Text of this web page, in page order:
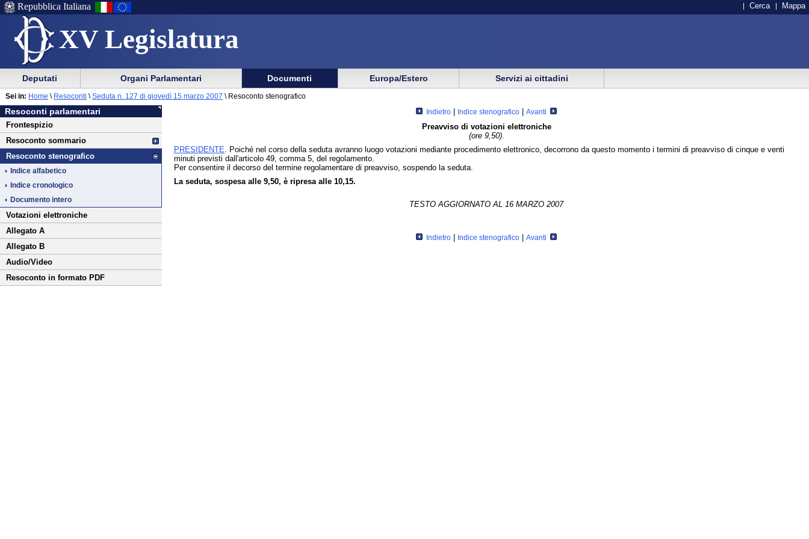
XV Legislatura
Menu
di
ausilio
alla
navigazione
Menu
di
navigazione
principale
Repubblica Italiana Cerca Mappa
Menu
di
navigazione
principale
menu
di
sezione
Deputati Organi Parlamentari Documenti Europa/Estero Servizi ai cittadini
Vai
al
contenuto
Resoconti parlamentari
Frontespizio
Resoconto sommario
Resoconto stenografico
Indice alfabetico
Indice cronologico
Documento intero
Votazioni elettroniche
Allegato A
Allegato B
Audio/Video
Resoconto in formato PDF
Sei in: Home \ Resoconti \ Seduta n. 127 di giovedì 15 marzo 2007 \ Resoconto stenografico
Indietro | Indice stenografico |Avanti
Preavviso di votazioni elettroniche
(ore 9,50).
PRESIDENTE . Poiché nel corso della seduta avranno luogo votazioni mediante procedimento elettronico, decorrono da questo momento i termini di preavviso di cinque e venti
minuti previsti dall'articolo 49, comma 5, del regolamento.
Per consentire il decorso del termine regolamentare di preavviso, sospendo la seduta.
La seduta, sospesa alle 9,50, è ripresa alle 10,15.
TESTO AGGIORNATO AL 16 MARZO 2007
Indietro | Indice stenografico |Avanti